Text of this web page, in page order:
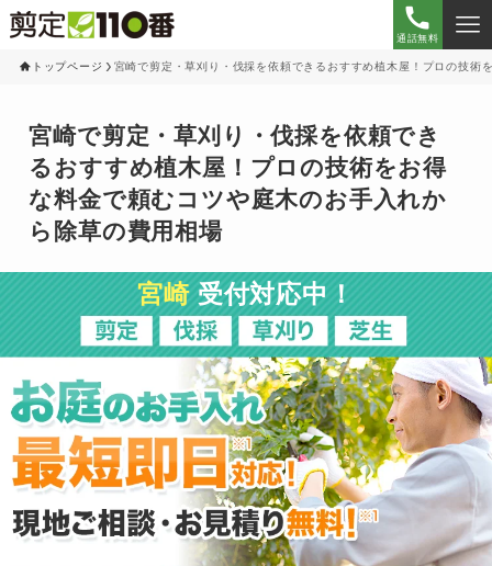
通話無料
トップページ 宮崎で剪定・草刈り・伐採を依頼できるおすすめ植木屋！プロの技術
宮崎で剪定・草刈り・伐採を依頼でき
るおすすめ植木屋！プロの技術をお得
な料金で頼むコツや庭木のお手入れか
ら除草の費用相場
宮崎受付対応中！